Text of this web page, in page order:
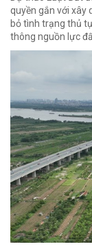
quyền gắn với xây
bỏ tình trạng thủ
thông nguồn lực